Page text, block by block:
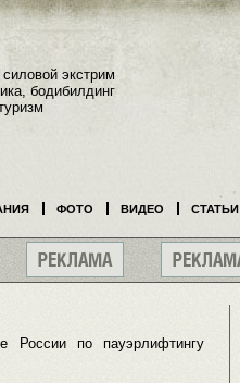
России по пауэрлифтингу
экстрим
бодибилдинг
ФОТО ВИДЕО СТАТЬИ